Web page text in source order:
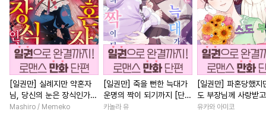
[일권만] 실례지만 약혼자
님, 당신의 눈은 장식인가
요? [단행본]
Mashiro / Memeko
[일권만] 죽을 뻔한 늑대가
운명의 짝이 되기까지 [단행
본]
카놀라 유
[일권만] 파혼당했지
도 부장님께 사랑받
니다 [단행본]
유카와 아미코